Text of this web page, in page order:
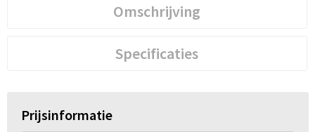
Omschrijving
Specificaties
Prijsinformatie